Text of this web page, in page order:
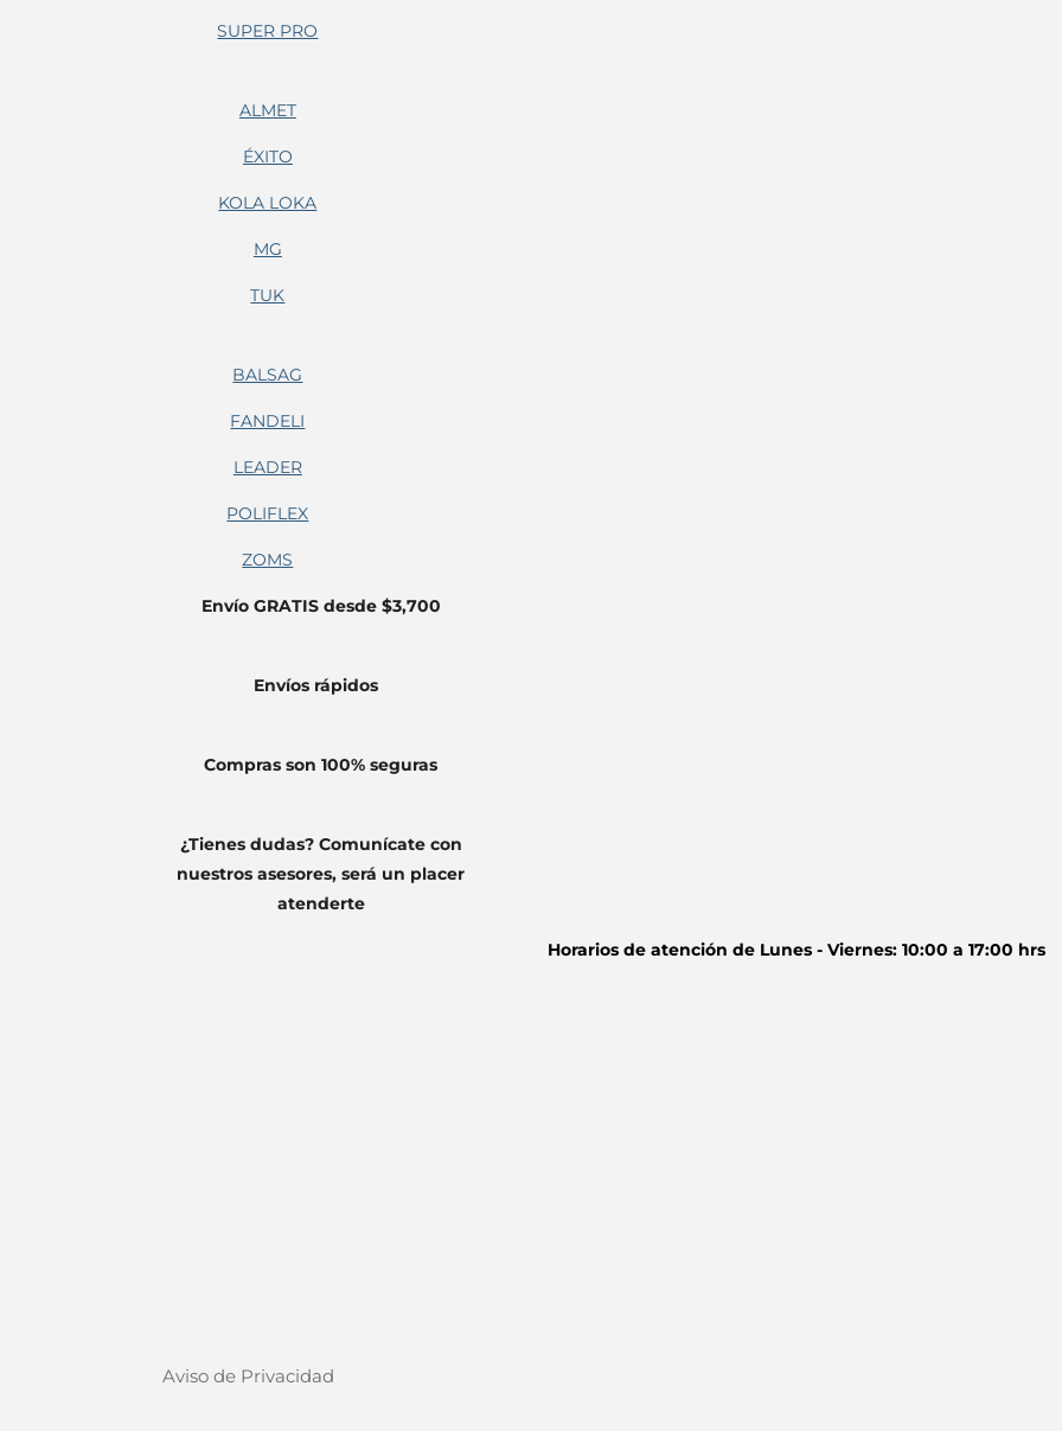
SUPER PRO
ALMET
ÉXITO
KOLA LOKA
MG
TUK
BALSAG
FANDELI
LEADER
POLIFLEX
ZOMS
Envío GRATIS desde $3,700
Envíos rápidos
Compras son 100% seguras
¿Tienes dudas? Comunícate con
nuestros asesores, será un placer
atenderte
Horarios de atención de Lunes - Viernes: 10:00 a 17:00 hrs
Aviso de Privacidad